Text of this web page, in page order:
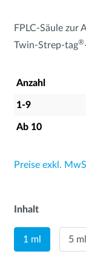
FPLC-Säule zur
Twin-Strep-tag®
Anzahl
1-9
Ab 10
Preise exkl.
Inhalt
1 ml 5 ml